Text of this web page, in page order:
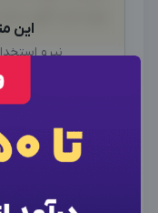
این
نیرو
رشیدی نوین" را
خواهشمندیم برای
تماس تلفنی اقدام
اطلاعات تماس
ورود به حساب
شماره موبایل خود را
وارد حساب